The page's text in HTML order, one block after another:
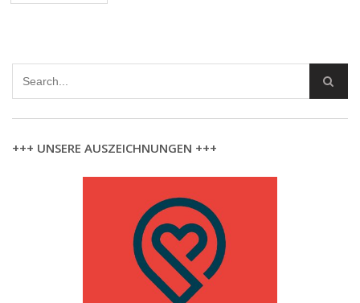
+++ UNSERE AUSZEICHNUNGEN +++